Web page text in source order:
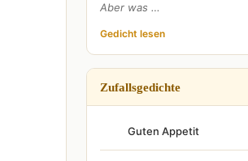
Aber was …
Gedicht lesen
Zufallsgedichte
Guten Appetit